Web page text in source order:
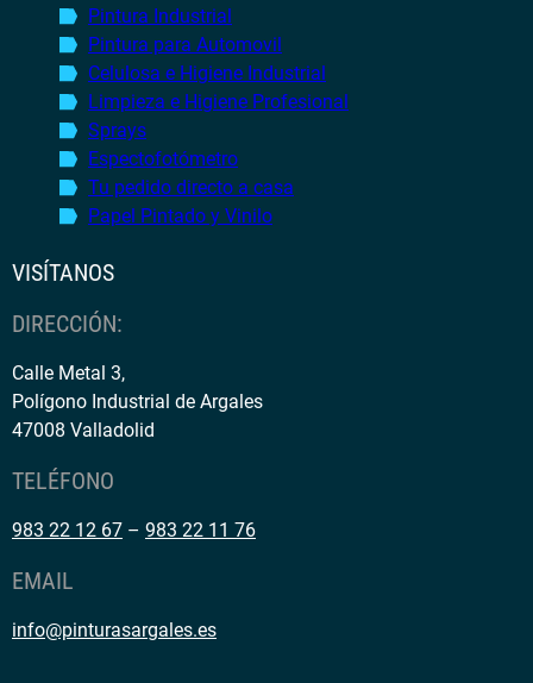
Pintura Industrial
Pintura para Automovil
Celulosa e Higiene Industrial
Limpieza e Higiene Profesional
Sprays
Espectofotómetro
Tu pedido directo a casa
Papel Pintado y Vinilo
VISÍTANOS
DIRECCIÓN:
Calle Metal 3,
Polígono Industrial de Argales
47008 Valladolid
TELÉFONO
983 22 12 67 – 983 22 11 76
EMAIL
info@pinturasargales.es